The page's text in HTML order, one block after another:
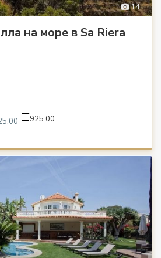
14
на море в Sa Riera
925.00